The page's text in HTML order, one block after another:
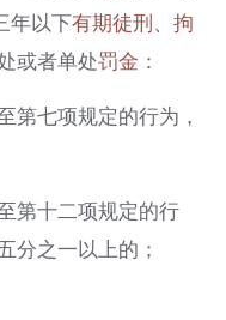
年以下有期徒刑、 拘
或者单处罚金 ：
第七项规定的行为，
第十二项规定的行
分之一以上的；